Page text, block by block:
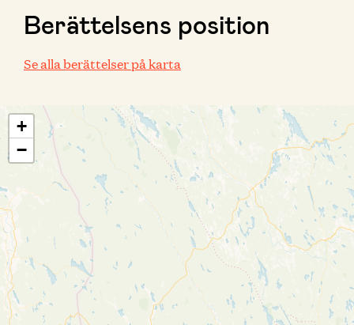
Berättelsens position
Se alla berättelser på karta
+
−